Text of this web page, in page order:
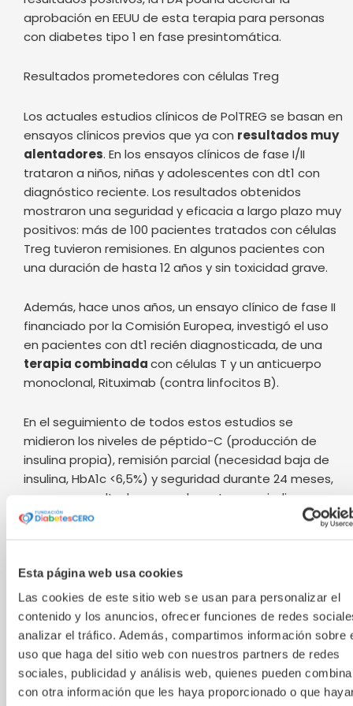
Esta página web usa cookies
Las cookies de este sitio web se usan para personalizar el
contenido y los anuncios, ofrecer funciones de redes
analizar el tráfico. Además, compartimos información sobre
uso que haga del sitio web con nuestros partners de redes
sociales, publicidad y análisis web, quienes pueden
con otra información que les haya proporcionado o que
aprobación en EEUU de esta terapia para personas
con diabetes tipo 1 en fase presintomática.
Resultados prometedores con células Treg
Los actuales estudios clínicos de PolTREG se basan en
ensayos clínicos previos que ya con resultados muy
alentadores. En los ensayos clínicos de fase I/II
trataron a niños, niñas y adolescentes con dt1 con
diagnóstico reciente. Los resultados obtenidos
mostraron una seguridad y eficacia a largo plazo muy
positivos: más de 100 pacientes tratados con células
Treg tuvieron remisiones. En algunos pacientes con
una duración de hasta 12 años y sin toxicidad grave.
Además, hace unos años, un ensayo clínico de fase II
financiado por la Comisión Europea, investigó el uso
en pacientes con dt1 recién diagnosticada, de una
terapia combinadacon células T y un anticuerpo
monoclonal, Rituximab (contra linfocitos B).
En el seguimiento de todos estos estudios se
midieron los niveles de péptido-C (producción de
insulina propia), remisión parcial (necesidad baja de
insulina, HbA1c <6,5%) y seguridad durante 24 meses,
con unos resultados muy relevantes que indicaron
una clara eficacia terapéutica:​
24.
Más pacientes en remisión prolongada
(aproximadamente 50%).
Menores dosis de insulina necesarias.
Mejor HbA1c sostenido.
Seguridad aceptable (efectos
leves/moderados, sin toxicidad grave).